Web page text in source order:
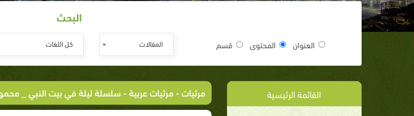
البحث
العنوان المحتوى قسم المقالات كل اللغات
القائمة الرئيسية مرئيات -مرئيات عربية- سلسلة ليلة في بيت النبي _